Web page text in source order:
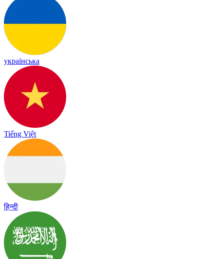
українська
Tiếng Việt
हिन्दी